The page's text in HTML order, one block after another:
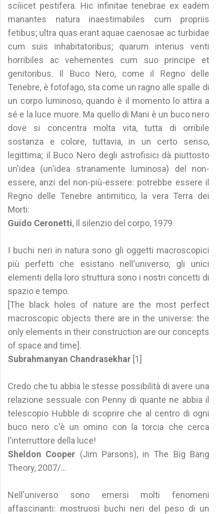
sciìicet pestifera. Hic infinitae tenebrae ex eadem
manantes natura inaestimabiles cum propriis
fetibus; ultra quas erant aquae caenosae ac turbidae
cum suis inhabitatoribus; quarum interius venti
horribiles ac vehementes cum suo principe et
genitoribus. Il Buco Nero, come il Regno delle
Tenebre, è fotofago, sta come un ragno alle spalle di
un corpo luminoso, quando è il momento lo attira a
sé e la luce muore. Ma quello di Mani è un buco nero
dove si concentra molta vita, tutta di orribile
sostanza e colore, tuttavia, in un certo senso,
legittima; il Buco Nero degli astrofisici dà piuttosto
un'idea (un'idea stranamente luminosa) del non-
essere, anzi del non-più-essere: potrebbe essere il
Regno delle Tenebre antimitico, la vera Terra dei
Morti:
Guido Ceronetti, Il silenzio del corpo, 1979
I buchi neri in natura sono gli oggetti macroscopici
più perfetti che esistano nell'universo; gli unici
elementi della loro struttura sono i nostri concetti di
spazio e tempo.
[The black holes of nature are the most perfect
macroscopic objects there are in the universe: the
only elements in their construction are our concepts
of space and time].
Subrahmanyan Chandrasekhar [1]
Credo che tu abbia le stesse possibilità di avere una
relazione sessuale con Penny di quante ne abbia il
telescopio Hubble di scoprire che al centro di ogni
buco nero c'è un omino con la torcia che cerca
l'interruttore della luce!
Sheldon Cooper (Jim Parsons), in The Big Bang
Theory, 2007/...
Nell'universo sono emersi molti fenomeni
affascinanti: mostruosi buchi neri del peso di un